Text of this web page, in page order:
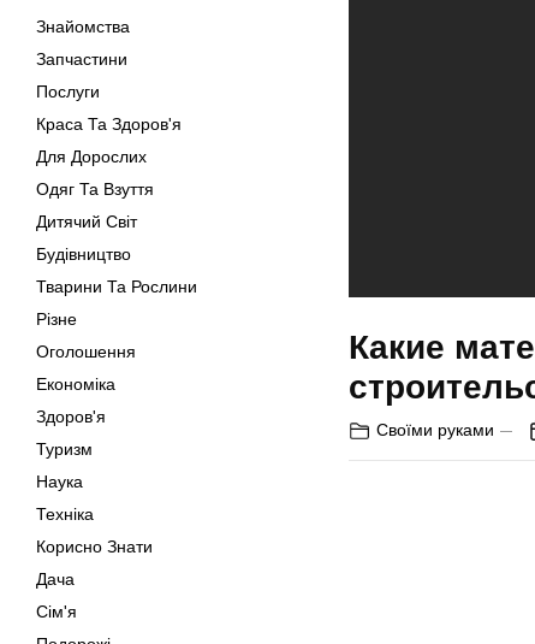
Знайомства
Запчастини
Послуги
Краса Та Здоров'я
Для Дорослих
Одяг Та Взуття
Дитячий Світ
Будівництво
Тварини Та Рослини
Різне
Оголошення
Економіка
Здоров'я
Туризм
Наука
Техніка
Корисно Знати
Дача
Сім'я
Какие
Своїми руками